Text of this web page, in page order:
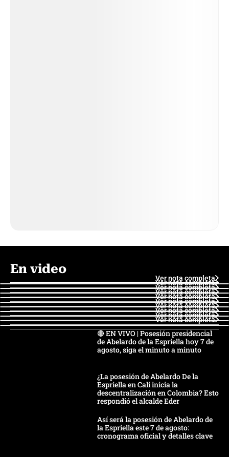
En video
Ver nota completa
Ver nota completa
Ver nota completa
Ver nota completa
Ver nota completa
Ver nota completa
Ver nota completa
Ver nota completa
Ver nota completa
Ver nota completa
🔴 EN VIVO | Posesión presidencial
de Abelardo de la Espriella hoy 7 de
agosto, siga el minuto a minuto
¿La posesión de Abelardo De la
Espriella en Cali inicia la
descentralización en Colombia? Esto
respondió el alcalde Eder
Así será la posesión de Abelardo de
la Espriella este 7 de agosto:
cronograma oficial y detalles clave